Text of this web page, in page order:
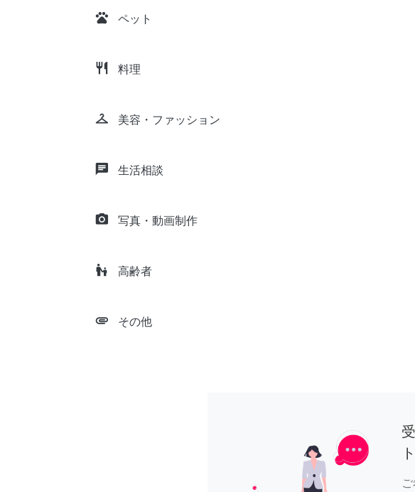
pets ペット
restaurant 料理
checkroom 美容・ファッション
chat 生活相談
camera_alt 写真・動画制作
escalator_warning 高齢者
attachment その他